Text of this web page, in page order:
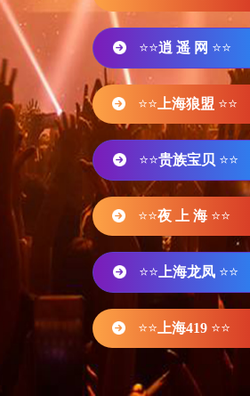
⭐⭐逍 遥 网 ⭐⭐
⭐⭐ 上海狼盟 ⭐⭐
⭐⭐贵族宝贝 ⭐⭐
⭐⭐夜 上 海 ⭐⭐
⭐⭐ 上海龙凤 ⭐⭐
⭐⭐ 上海419 ⭐⭐